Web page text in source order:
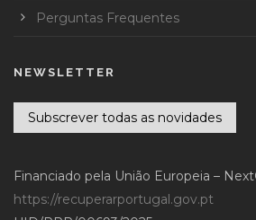
Perguntas Frequentes
NEWSLETTER
Subscrever todas as novidades
Financiado pela União Europeia –
https://recuperarportugal.gov.pt